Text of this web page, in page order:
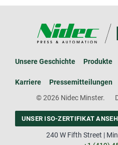
Unsere Geschichte Produkte
Karriere
Pressemitteilungen
© 2026 Nidec Minster.
UNSER ISO-ZERTIFIKAT
240 W Fifth Street |